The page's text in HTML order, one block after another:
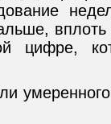
вплоть
цифре,